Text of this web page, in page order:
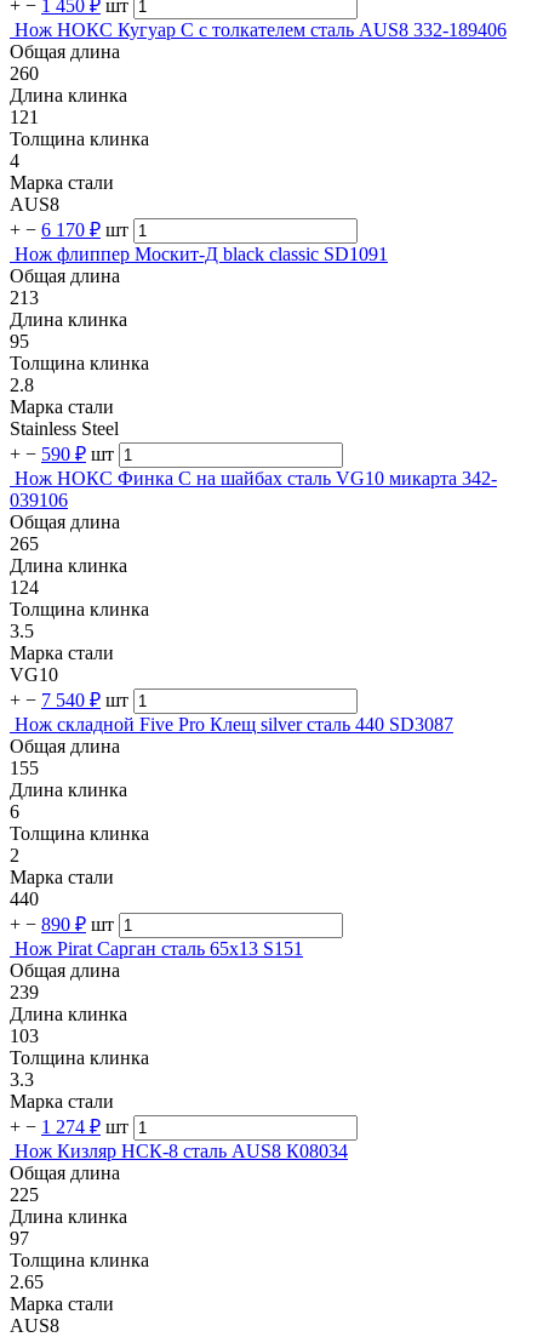
+ − 1 450 ₽ шт
Нож НОКС Кугуар С с толкателем сталь AUS8 332-189406
Общая длина
260
Длина клинка
121
Толщина клинка
4
Марка стали
AUS8
+ − 6 170 ₽ шт
Нож флиппер Москит-Д black classic SD1091
Общая длина
213
Длина клинка
95
Толщина клинка
2.8
Марка стали
Stainless Steel
+ − 590 ₽ шт
Нож НОКС Финка С на шайбах сталь VG10 микарта 342-
039106
Общая длина
265
Длина клинка
124
Толщина клинка
3.5
Марка стали
VG10
+ − 7 540 ₽ шт
Нож складной Five Pro Клещ silver сталь 440 SD3087
Общая длина
155
Длина клинка
6
Толщина клинка
2
Марка стали
440
+ − 890 ₽ шт
Нож Pirat Сарган сталь 65х13 S151
Общая длина
239
Длина клинка
103
Толщина клинка
3.3
Марка стали
+ − 1 274 ₽ шт
Нож Кизляр НСК-8 сталь AUS8 К08034
Общая длина
225
Длина клинка
97
Толщина клинка
2.65
Марка стали
AUS8